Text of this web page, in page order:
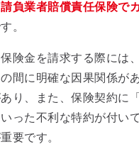
請負業者賠償責任保険で
。
険金を請求する際には
間に明確な因果関係が
り、また、保険契約に
った不利な特約が付い
要です。